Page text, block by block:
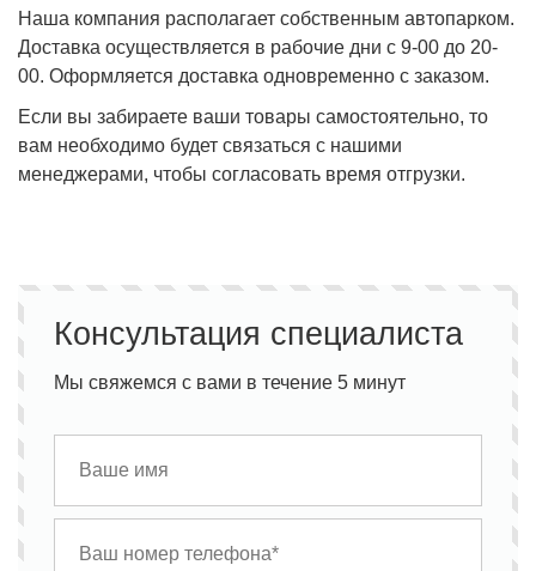
Наша компания располагает собственным автопарком.
Доставка осуществляется в рабочие дни с 9-00 до 20-
00. Оформляется доставка одновременно с заказом.
Если вы забираете ваши товары самостоятельно, то
вам необходимо будет связаться с нашими
менеджерами, чтобы согласовать время отгрузки.
Консультация специалиста
Мы свяжемся с вами в течение 5 минут